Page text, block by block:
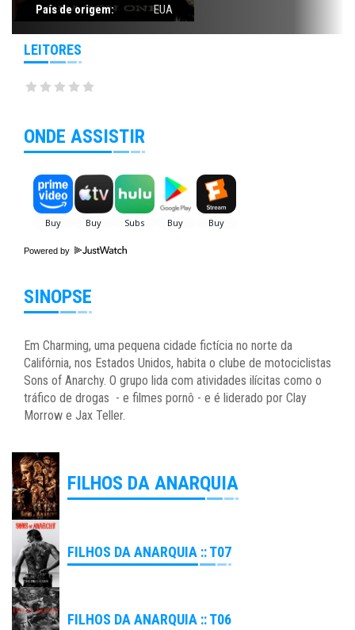
País de origem:
EUA
LEITORES
ONDE ASSISTIR
Powered by
SINOPSE
Em Charming, uma pequena cidade fictícia no norte da
Califórnia, nos Estados Unidos, habita o clube de motociclistas
Sons of Anarchy. O grupo lida com atividades ilícitas como o
tráfico de drogas - e filmes pornô - e é liderado por Clay
Morrow e Jax Teller.
FILHOS DA ANARQUIA
FILHOS DA ANARQUIA :: T07
FILHOS DA ANARQUIA :: T06